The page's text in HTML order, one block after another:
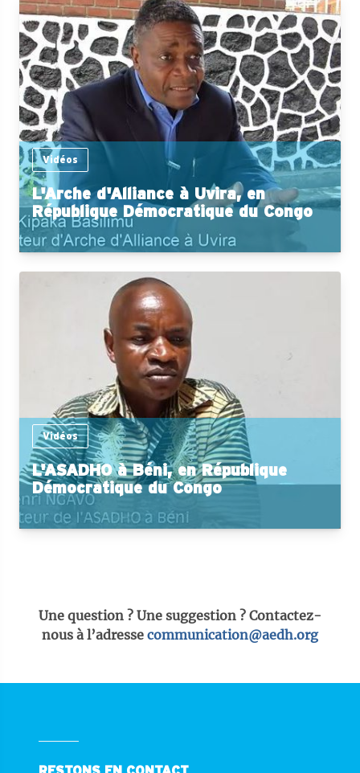
Vidéos
L'Arche d'Alliance à Uvira, en
République Démocratique du Congo
Vidéos
L'ASADHO à Béni, en République
Démocratique du Congo
Une question ? Une suggestion ? Contactez-
nous à l’adresse communication@aedh.org